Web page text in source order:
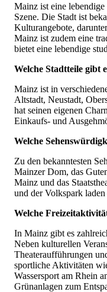
Mainz ist eine
Szene. Die Stadt ist
Kulturangebote,
Mainz ist zudem eine
bietet eine lebendige
Welche Stadtteile gibt
Mainz ist in
Altstadt, Neustadt,
hat seinen eigenen
Einkaufs- und
Welche
Zu den bekanntesten
Mainzer Dom, das
Mainz und das
und der Volkspark
Welche
In Mainz gibt es
Neben kulturellen
Theateraufführungen
sportliche Aktivitäten
Wassersport am Rhein
Grünanlagen zum